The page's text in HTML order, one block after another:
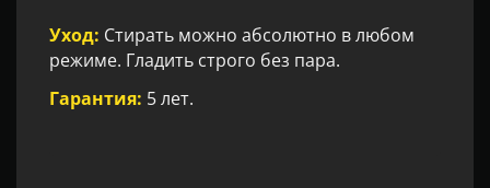
Уход: Стирать можно абсолютно в любом
режиме. Гладить строго без пара.
Гарантия: 5 лет.